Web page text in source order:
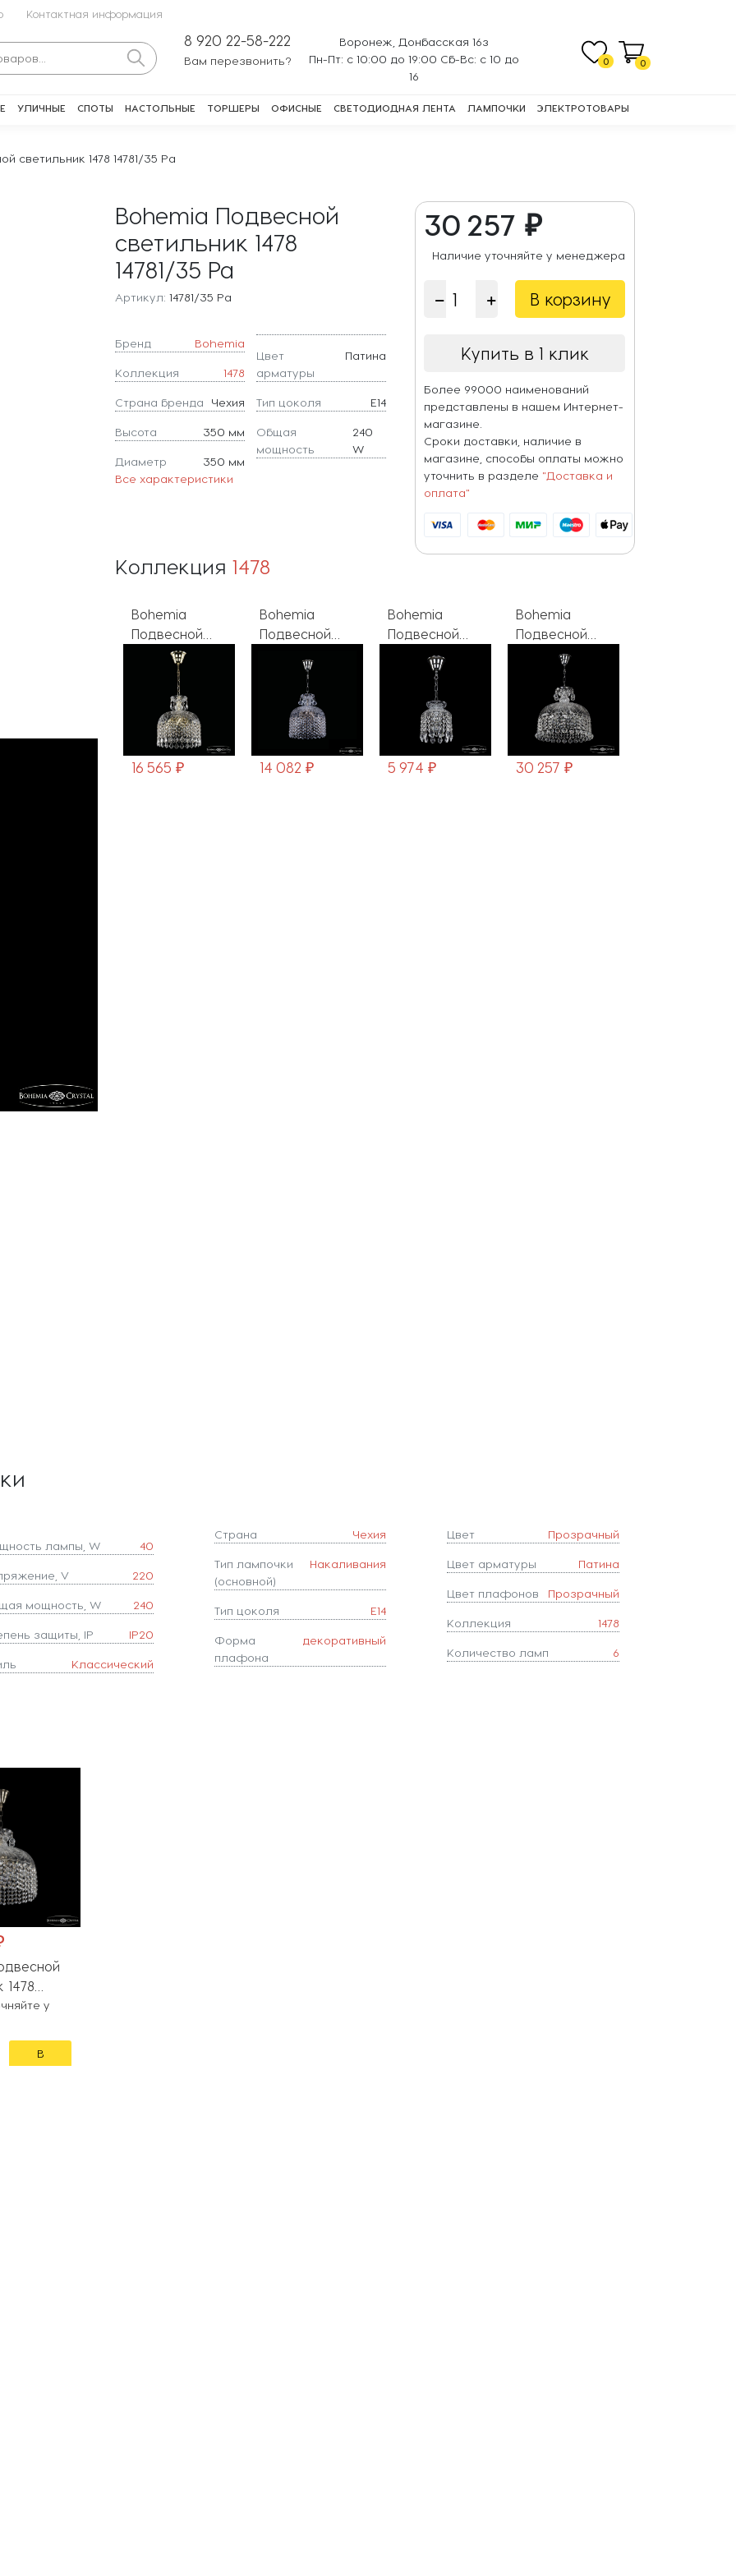
Контактная информация
8 920 22-58-222
Вам перезвонить?
Воронеж, Донбасская 16з
Пн-Пт: с 10:00 до 19:00 Сб-Вс: с 10 до
16
0 0
УЛИЧНЫЕ СПОТЫ НАСТОЛЬНЫЕ ТОРШЕРЫ ОФИСНЫЕ СВЕТОДИОДНАЯ ЛЕНТА ЛАМПОЧКИ ЭЛЕКТРОТОВАРЫ
светильник 1478 14781/35 Pa
Bohemia Подвесной
светильник 1478
14781/35 Pa
Артикул: 14781/35 Pa
Бренд Bohemia
Коллекция 1478
Страна бренда Чехия
Высота 350 мм
Диаметр 350 мм
Цвет
арматуры
Патина
Тип цоколя E14
Общая
мощность
240
W
Все характеристики
30 257 ₽
Наличие уточняйте у менеджера
В корзину
Купить в 1 клик
Более 99000 наименований
представлены в нашем Интернет-
магазине.
Сроки доставки, наличие в
магазине, способы оплаты можно
уточнить в разделе "Доставка и
оплата"
Коллекция 1478
Bohemia
Подвесной
светильник
1478 14781/25
14 082 ₽
Bohemia
Подвесной
1478 14781/15
5 974 ₽
Bohemia
Подвесной
светильник
1478 14781/35
30 257 ₽
Bohemia
Подвесной
светильник
1478 14781/15 G
5 974 ₽
лампы, W 40
V 220
мощность, W 240
защиты, IP IP20
Классический
Страна Чехия
Тип лампочки
(основной)
Накаливания
Тип цоколя E14
Форма
плафона
декоративный
Цвет Прозрачный
Цвет арматуры Патина
Цвет плафонов Прозрачный
Коллекция 1478
Количество ламп 6
1478
R
у
В
корзину